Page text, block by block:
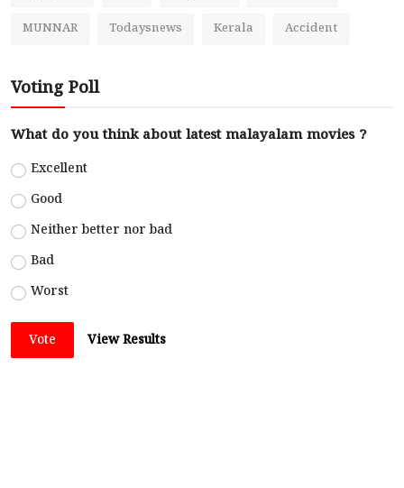
MUNNAR Todaysnews Kerala Accident
Voting Poll
What do you think about latest malayalam movies ?
Excellent
Good
Neither better nor bad
Bad
Worst
Vote View Results